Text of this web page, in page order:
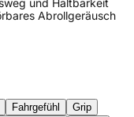
und Haltbarkeit
Abrollgeräusch
Fahrgefühl
Grip